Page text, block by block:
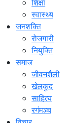
शिक्षा
स्वास्थ्य
जनशक्ति
रोजगारी
नियुक्ति
समाज
जीवनशैली
खेलकुद
साहित्य
रगंमञ्च